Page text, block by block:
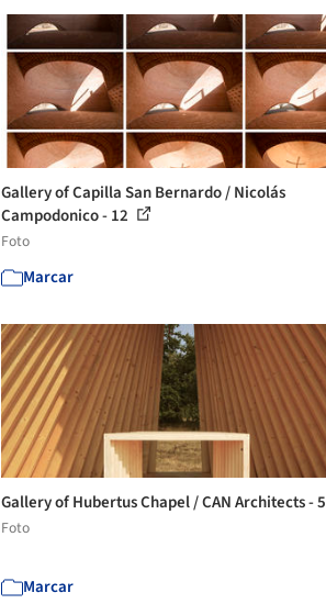
Gallery of Capilla San Bernardo / Nicolás
Campodonico - 12
Foto
Marcar
Gallery of Hubertus Chapel / CAN Architects - 5
Foto
Marcar